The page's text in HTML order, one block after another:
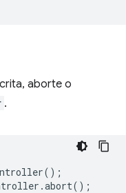
aborte o
.
();
.abort();